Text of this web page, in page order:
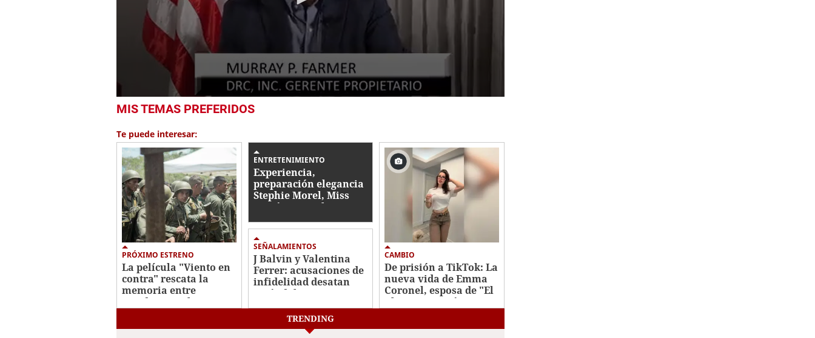
seconds
1
minute,
43
seconds
Volume
0%
MIS TEMAS PREFERIDOS
Te puede interesar:
PRÓXIMO ESTRENO
La película "Viento en
contra" rescata la
memoria entre
Honduras y El
ENTRETENIMIENTO
Experiencia,
preparación elegancia
Stephie Morel, Miss
Cortés va por la
Honduras 2026
SEÑALAMIENTOS
J Balvin y Valentina
Ferrer: acusaciones de
infidelidad desatan
escándalo
CAMBIO
De prisión a TikTok: La
nueva vida de Emma
Coronel, esposa de "El
Chapo" Guzmán
TRENDING